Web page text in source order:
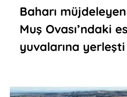
Baharı
Muş Ovası’ndaki
yuvalarına yerleşti